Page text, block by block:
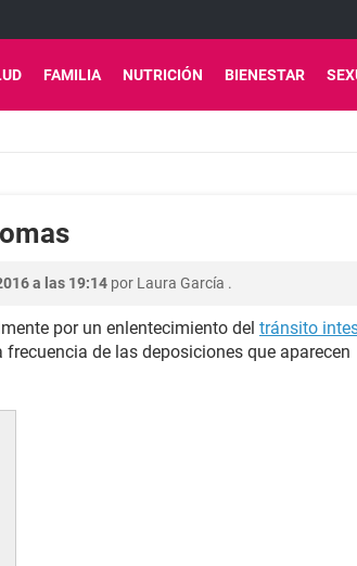
FAMILIA NUTRICIÓN BIENESTAR
a las 19:14 por Laura García .
por un enlentecimiento del tránsito
de las deposiciones que aparecen